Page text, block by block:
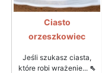
Ciasto
orzeszkowiec
Jeśli szukasz ciasta,
które robi wrażenie... ⇖